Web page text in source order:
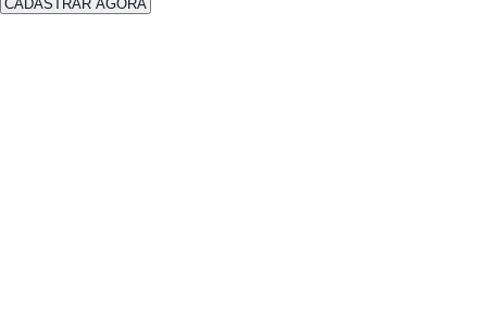
CADASTRAR AGORA